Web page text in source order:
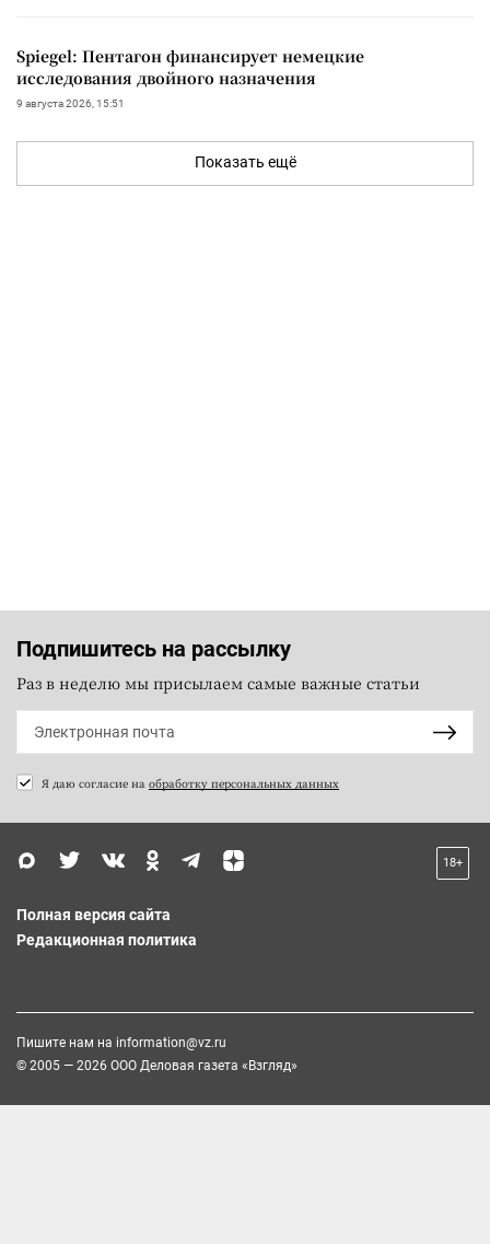
Spiegel: Пентагон финансирует немецкие
исследования двойного назначения
9 августа 2026, 15:51
Показать ещё
Подпишитесь на рассылку
Раз в неделю мы присылаем самые важные статьи
Я даю согласие на обработку персональных данных
18+
Полная версия сайта
Редакционная политика
Пишите нам на information@vz.ru
© 2005 — 2026 ООО Деловая газета «Взгляд»